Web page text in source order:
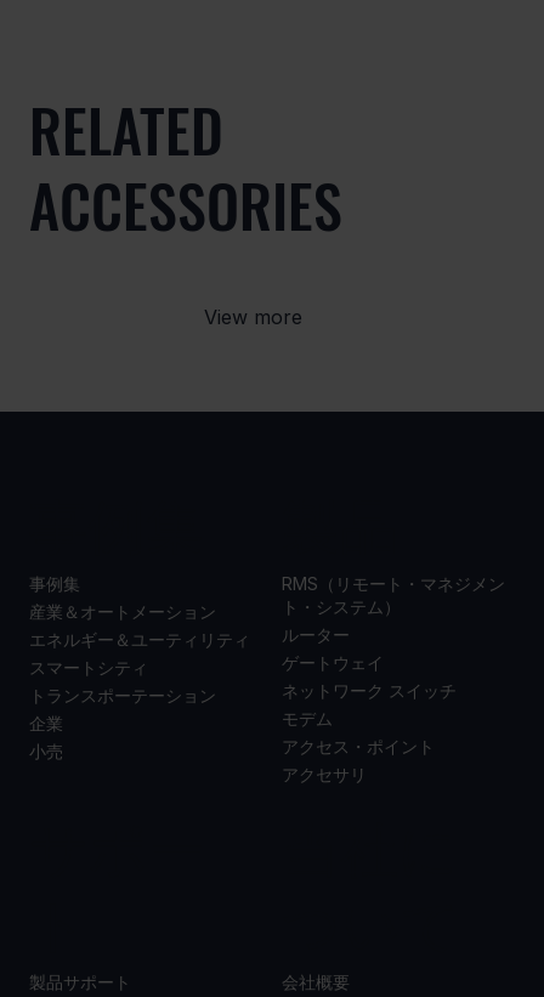
RELATED
ACCESSORIES
View more
事例集
産業＆オートメーション
エネルギー＆ユーティリティ
スマートシティ
トランスポーテーション
企業
小売
RMS（リモート・マネジメン
ト・システム）
ルーター
ゲートウェイ
ネットワーク スイッチ
モデム
アクセス・ポイント
アクセサリ
製品サポート
会社概要